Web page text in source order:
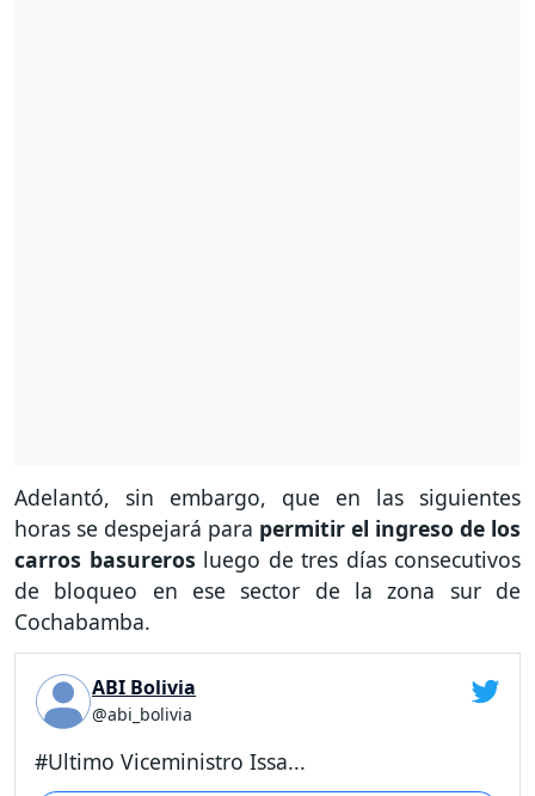
Adelantó, sin embargo, que en las siguientes
horas se despejará para permitir el ingreso de los
carros basureros luego de tres días consecutivos
de bloqueo en ese sector de la zona sur de
Cochabamba.
ABI Bolivia
@abi_bolivia
#Ultimo Viceministro Issa...